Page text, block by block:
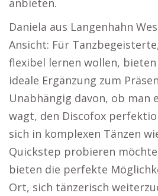
anbieten.
Daniela aus Langenhahn
Ansicht: Für
flexibel lernen wollen,
ideale Ergänzung zum
Unabhängig davon, ob man
wagt, den Discofox
sich in komplexen Tänzen
Quickstep probieren
bieten die perfekte
Ort, sich tänzerisch